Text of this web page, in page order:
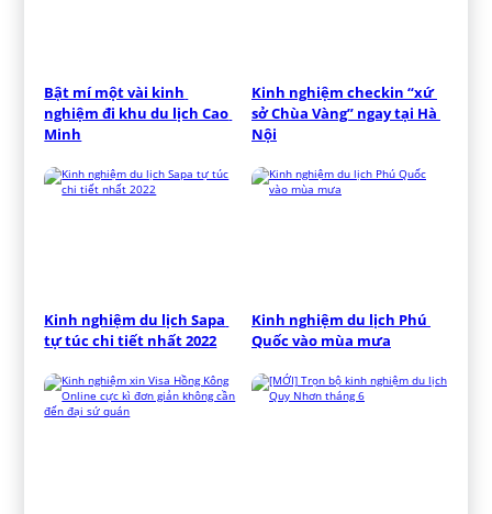
Bật mí một vài kinh
nghiệm đi khu du lịch Cao
Minh
Kinh nghiệm checkin “xứ
sở Chùa Vàng” ngay tại Hà
Nội
Kinh nghiệm du lịch Sapa
tự túc chi tiết nhất 2022
Kinh nghiệm du lịch Phú
Quốc vào mùa mưa